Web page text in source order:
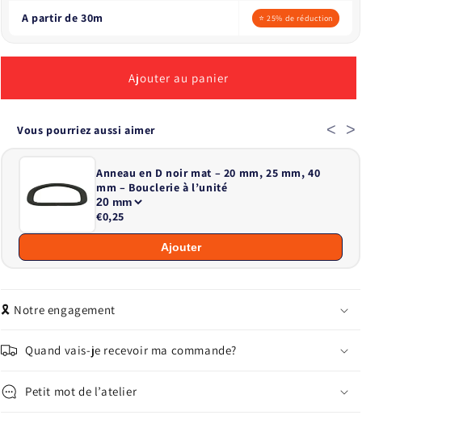
A partir de 30m ⭐ 25% de réduction
Ajouter au panier
Vous pourriez aussi aimer < >
Anneau en D noir mat – 20 mm, 25 mm, 40
mm – Bouclerie à l’unité
€0,25
Ajouter
🎗️ Notre engagement
Quand vais-je recevoir ma commande?
Petit mot de l’atelier